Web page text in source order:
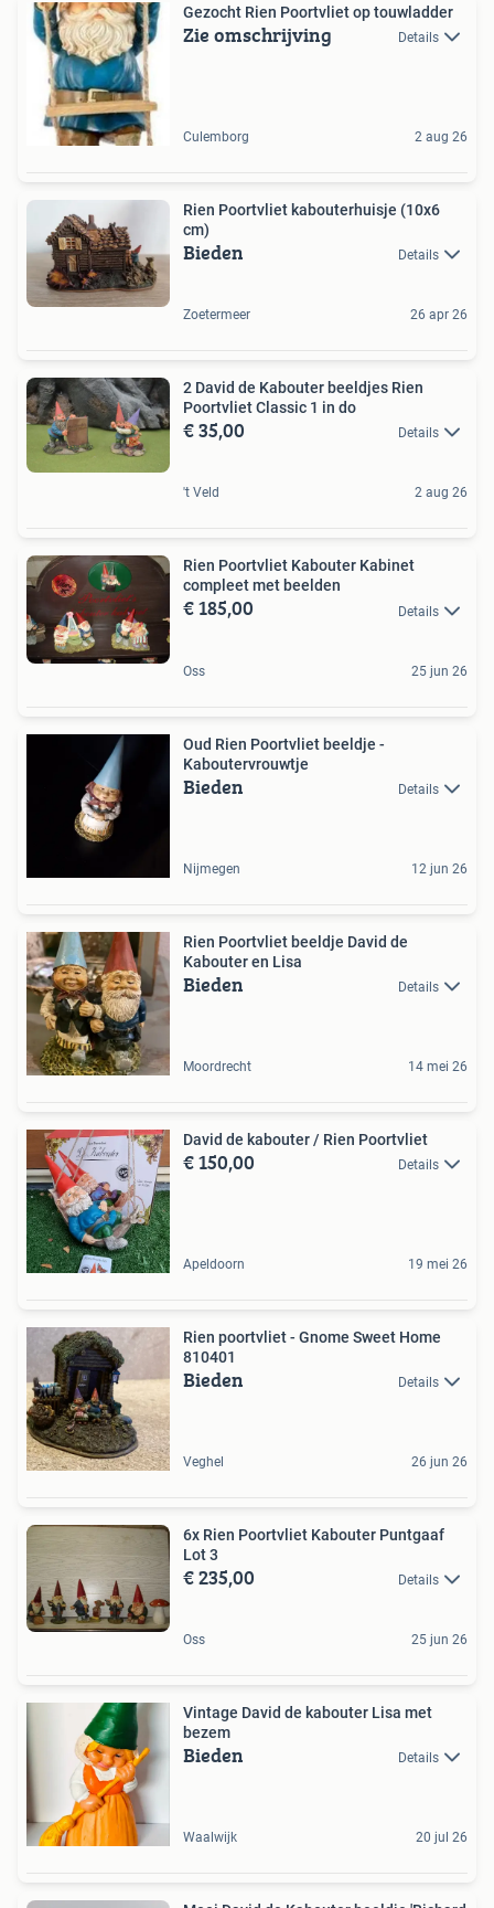
Gezocht Rien Poortvliet op touwladder
Zie omschrijving Details
Culemborg 2 aug 26
Rien Poortvliet kabouterhuisje (10x6
cm)
Bieden Details
Zoetermeer 26 apr 26
2 David de Kabouter beeldjes Rien
Poortvliet Classic 1 in do
€ 35,00 Details
't Veld 2 aug 26
Rien Poortvliet Kabouter Kabinet
compleet met beelden
€ 185,00 Details
Oss 25 jun 26
Oud Rien Poortvliet beeldje -
Kaboutervrouwtje
Bieden Details
Nijmegen 12 jun 26
Rien Poortvliet beeldje David de
Kabouter en Lisa
Bieden Details
Moordrecht 14 mei 26
David de kabouter / Rien Poortvliet
€ 150,00 Details
Apeldoorn 19 mei 26
Rien poortvliet - Gnome Sweet Home
810401
Bieden Details
Veghel 26 jun 26
6x Rien Poortvliet Kabouter Puntgaaf
Lot 3
€ 235,00 Details
Oss 25 jun 26
Vintage David de kabouter Lisa met
bezem
Bieden Details
Waalwijk 20 jul 26